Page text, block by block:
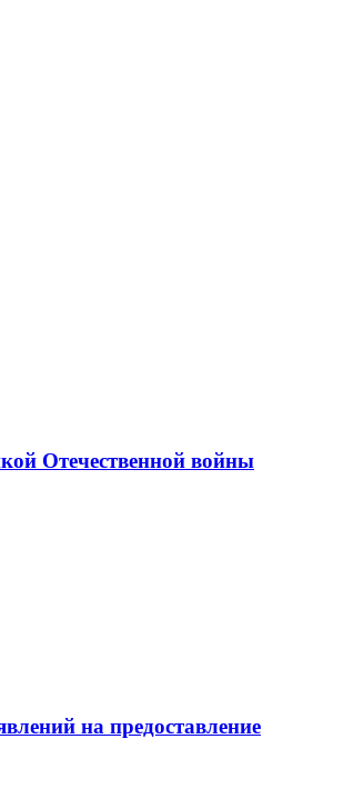
Отечественной войны
на предоставление